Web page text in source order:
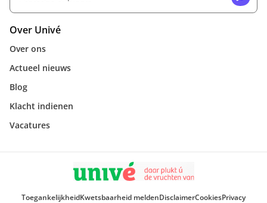
Over Univé
Over ons
Actueel nieuws
Blog
Klacht indienen
Vacatures
ToegankelijkheidKwetsbaarheid meldenDisclaimerCookiesPrivacy